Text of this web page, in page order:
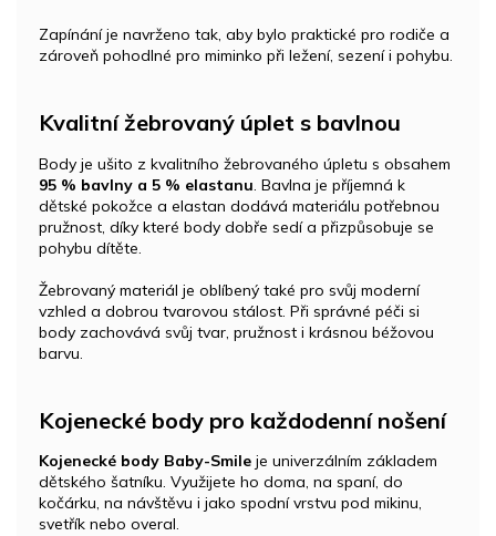
Zapínání je navrženo tak, aby bylo praktické pro rodiče a
zároveň pohodlné pro miminko při ležení, sezení i pohybu.
Kvalitní žebrovaný úplet s bavlnou
Body je ušito z kvalitního žebrovaného úpletu s obsahem
95 % bavlny a 5 % elastanu. Bavlna je příjemná k
dětské pokožce a elastan dodává materiálu potřebnou
pružnost, díky které body dobře sedí a přizpůsobuje se
pohybu dítěte.
Žebrovaný materiál je oblíbený také pro svůj moderní
vzhled a dobrou tvarovou stálost. Při správné péči si
body zachovává svůj tvar, pružnost i krásnou béžovou
barvu.
Kojenecké body pro každodenní nošení
Kojenecké body Baby-Smile je univerzálním základem
dětského šatníku. Využijete ho doma, na spaní, do
kočárku, na návštěvu i jako spodní vrstvu pod mikinu,
svetřík nebo overal.